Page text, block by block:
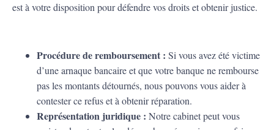
est à votre disposition pour défendre vos droits et obtenir justice.
Procédure de remboursement : Si vous avez été victime
d’une arnaque bancaire et que votre banque ne rembourse
pas les montants détournés, nous pouvons vous aider à
contester ce refus et à obtenir réparation.
Représentation juridique : Notre cabinet peut vous